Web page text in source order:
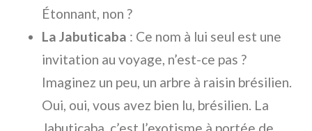
Étonnant, non ?
La Jabuticaba : Ce nom à lui seul est une
invitation au voyage, n’est-ce pas ?
Imaginez un peu, un arbre à raisin brésilien.
Oui, oui, vous avez bien lu, brésilien. La